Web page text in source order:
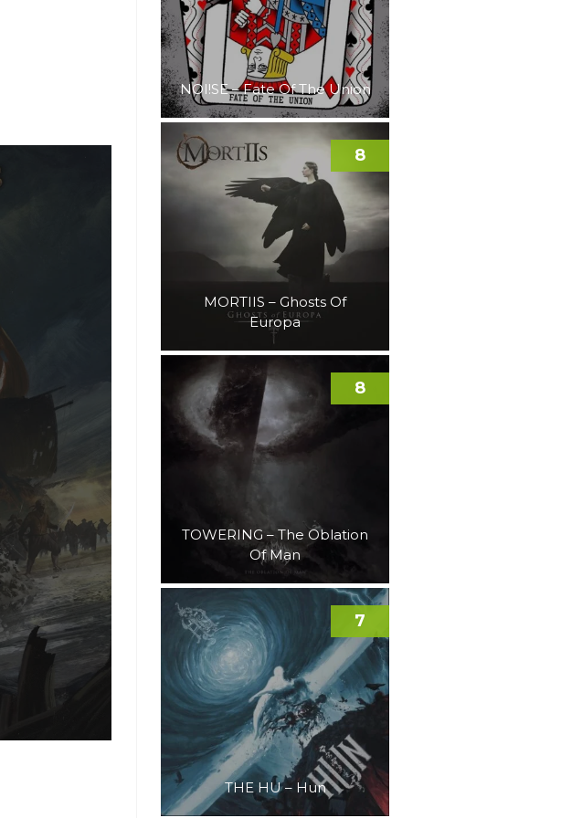
NOI!SE – Fate Of The Union
MORTIIS – Ghosts Of
Europa
8
TOWERING – The Oblation
Of Man
8
THE HU – Hun
7